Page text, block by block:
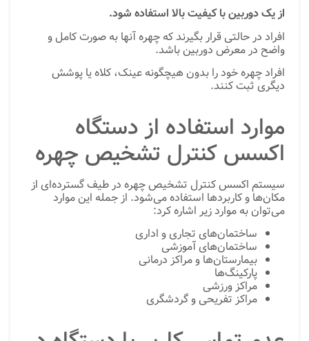
از یک دوربین با کیفیت بالا استفاده شود.
افراد در حالتی قرار بگیرند که چهره آنها به صورت کامل و
واضح در معرض دوربین باشد.
افراد چهره خود را بدون هیچگونه عینک، کلاه یا پوشش
دیگری ثبت کنند.
موارد استفاده از دستگاه
اکسس کنترل تشخیص چهره
سیستم اکسس کنترل تشخیص چهره در طیف گسترده‌ای از
مکان‌ها و کاربردها استفاده می‌شود. از جمله این موارد
می‌توان به موارد زیر اشاره کرد:
ساختمان‌های تجاری و اداری
ساختمان‌های آموزشی
بیمارستان‌ها و مراکز درمانی
پارکینگ‌ها
مراکز ورزشی
مراکز تفریحی و گردشگری